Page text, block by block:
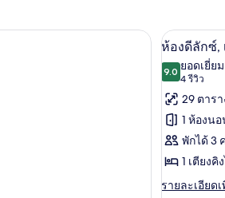
ห้องซูพีเรีย, เตียงใหญ่ 2 เตียง | 1 ห้องนอน, โต๊ะทำ
เปิด
ภาพถ่าย
ทั้งหมด
ของ
ห้อง
ดี
ลัก
9
ห้องดีลักซ์,
9.09.0 จาก 10
ยอดเยี่ยม
4 รีวิว
(4
รีวิว)
29 ตารา
1 ห้องน
พักได้ 3
1 เตียงคิ
รายละเอียด
ราย